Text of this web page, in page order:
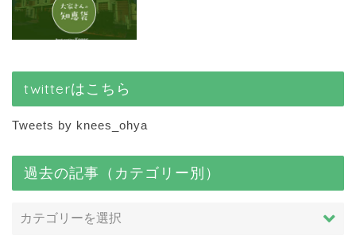
twitterはこちら
Tweets by knees_ohya
過去の記事（カテゴリー別）